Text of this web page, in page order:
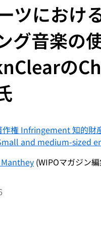
ツにおけ
グ音楽の
の
作権 Infringement知的財
and medium-sized
(WIPOマガジン